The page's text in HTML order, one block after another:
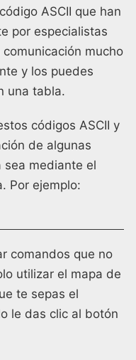
ASCII que han
por especialistas
mucho
y los puedes
una tabla.
códigos ASCII y
de algunas
sea mediante el
Por ejemplo:
comandos que no
utilizar el mapa de
te sepas el
le das clic al botón